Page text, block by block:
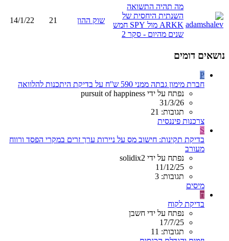
מה תהיה התשואה
השנתית היחסית של
ARKK מול SPY חמש
שנים מהיום - סקר 2
שוק ההון 21
14/1/22
נושאים דומים
P
חברת מימון גבתה ממני 590 ש''ח על בדיקת היתכנות להלוואה
נפתח על ידי pursuit of happiness
31/3/26
תגובות: 21
צרכנות פיננסית
S
בדיקת תקינות: חישוב מס על ניירות ערך זרים במקרי הפסד ורווח
מעורב
נפתח על ידי solidix2
11/12/25
תגובות: 3
מיסים
ח
בדיקת לקוח
נפתח על ידי חשבן
17/7/25
תגובות: 11